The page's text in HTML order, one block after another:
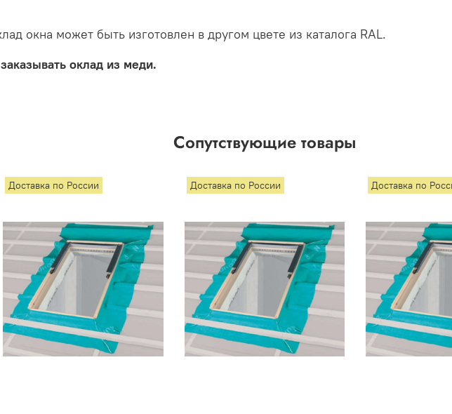
окна может быть изготовлен в другом цвете из каталога RAL.
оклад из меди.
Сопутствующие товары
Доставка по России Доставка по России Доставка по